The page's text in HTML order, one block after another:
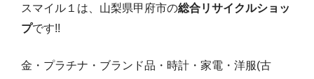
スマイル１は、山梨県甲府市の総合リサイクルショッ
プです!!
金・プラチナ・ブランド品・時計・家電・洋服(古